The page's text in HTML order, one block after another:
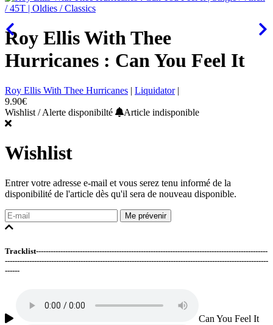
Roy Ellis With Thee
Hurricanes : Can You Feel It
Roy Ellis With Thee Hurricanes | Liquidator|
9.90€
Wishlist / Alerte disponibilté
Article indisponible
Wishlist
Entrer votre adresse e-mail et vous serez tenu informé de la
disponibilité de l'article dès qu'il sera de nouveau disponible.
Me prévenir
Tracklist-----------------------------------------------------------------------------------------------
------------------------------------------------------------------------------------------------------------
------
Can You Feel It